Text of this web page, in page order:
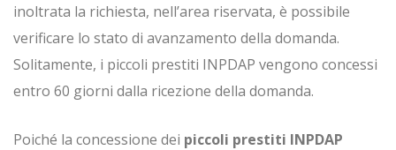
inoltrata la richiesta, nell’area riservata, è possibile
verificare lo stato di avanzamento della domanda.
Solitamente, i piccoli prestiti INPDAP vengono concessi
entro 60 giorni dalla ricezione della domanda.
Poiché la concessione dei piccoli prestiti INPDAP